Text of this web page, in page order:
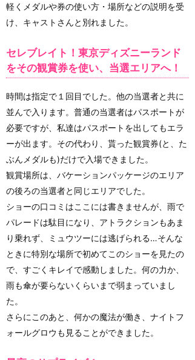
軽くメダルや券の使い方・場所などの説明を受
け、キャストさんと別れました。
セレブレイト！東京ディズニーランド
をその観賞券を使い、当選エリアへ！
時間は指定で１回目でした。他の当選者と共に
並んで入ります。普通の当選者はパスポートが
必要ですが、私達はパスポートを出してもエラ
ーが出ます。その代わり、貰った観賞券(と、た
ぶんメダルも)だけで入場できました。
観賞場所は、バケーションパッケージのエリア
の後ろの当選者と同じエリアでした。
ショーの口コミはここには書きませんが、雨で
パレードは駄目になり、アトラクションもあま
り乗れず、ミュウツーには逃げられる…そんな
ときに特別な場所で初めてこのショーを見たの
で、すごくキレイで感動しました。何の力か、
雨も傘が要らないくらいまで弱まっていまし
た。
さらにこのあと、何かの魔法が働き、ナイトフ
ォールグロウも見ることができました。